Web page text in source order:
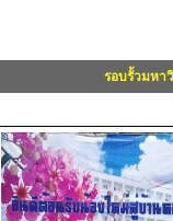
รอบรั้วมหา